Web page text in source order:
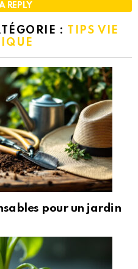
REPLY
: TIPS VIE
pour un jardin